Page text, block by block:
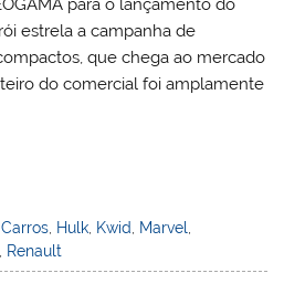
para o lançamento do
estrela a campanha de
que chega ao mercado
do comercial foi amplamente
Carros Hulk Kwid Marvel
, Renault